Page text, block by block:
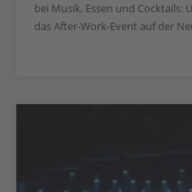
bei Musik, Essen und Cocktails:
das After-Work-Event auf der